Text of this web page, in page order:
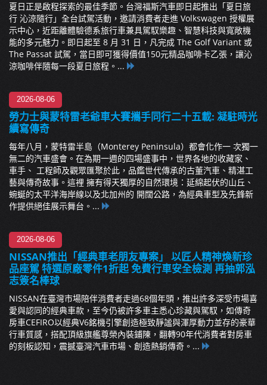
夏日正是啟程探索的最佳季節。台灣福斯汽車即日起推出「夏日旅
行 沁涼隨行」全台試駕活動，邀請消費者走進 Volkswagen 授權展
示中心，近距離體驗德系旅行車兼具駕馭樂趣、智慧科技與寬敞機
能的多元魅力。即日起至 8 月 31 日，凡完成 The Golf Variant 或
The Passat 試駕，當日即可獲得價值150元精品咖啡卡乙張，讓沁
涼咖啡伴隨每一段夏日旅程。...
2026-08-06
勞力士與蒙特雷老爺車大賽攜手同行二十五載: 凝駐時光
續寫傳奇
每年八月，蒙特雷半島（Monterey Peninsula）都會化作一 次獨一
無二的汽車盛會。在為期一週的四場盛事中，世界各地的收藏家、
車手、 工程師及觀眾匯聚於此，品鑑世代傳承的古董汽車、精湛工
藝與傳奇故事。這裡 擁有得天獨厚的自然環境：延綿起伏的山丘、
蜿蜒的太平洋海岸線以及北加州的 開闊公路，為經典車型及先鋒新
作提供絕佳展示舞台。...
2026-08-06
NISSAN推出「經典車老朋友專案」 以匠人精神煥新珍
品座駕 特選原廠零件1折起 免費行車安全檢測 再抽郭泓
志簽名棒球
NISSAN在臺灣市場陪伴消費者走過68個年頭，推出許多深受市場喜
愛與認同的經典車款，至今仍被許多車主悉心珍藏與駕馭，如傳奇
房車CEFIRO以經典V6銘機引擎創造極致靜謐與渾厚動力並存的豪華
行車質感，搭配頂級旗艦尊榮內裝鋪陳，翻轉90年代消費者對房車
的刻板認知，震撼臺灣汽車市場、創造熱銷傳奇。...